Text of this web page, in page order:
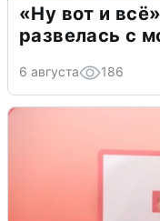
«Ну вот и
развелась с
6 августа 186